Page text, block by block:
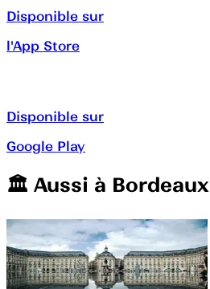
Disponible sur
l'App Store
Disponible sur
Google Play
🏛️️ Aussi à Bordeaux